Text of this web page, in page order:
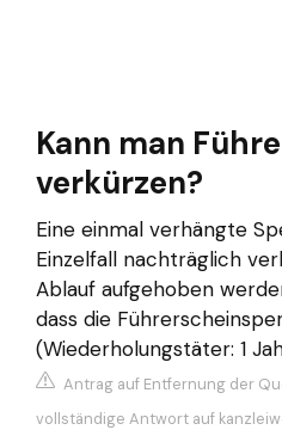
Kann man
verkürzen?
Eine einmal verhängte
Einzelfall nachträglich
Ablauf aufgehoben
dass die
(Wiederholungstäter: 1
Antrag auf Entfernung der
vollständige Antwort auf